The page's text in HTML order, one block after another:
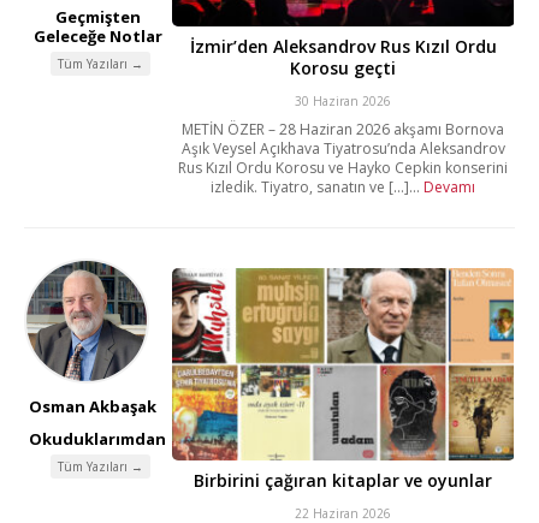
Geçmişten
Geleceğe Notlar
Tüm Yazıları →
İzmir’den Aleksandrov Rus Kızıl Ordu
Korosu geçti
30 Haziran 2026
METİN ÖZER – 28 Haziran 2026 akşamı Bornova
Aşık Veysel Açıkhava Tiyatrosu’nda Aleksandrov
Rus Kızıl Ordu Korosu ve Hayko Cepkin konserini
izledik. Tiyatro, sanatın ve [...]... Devamı
Osman Akbaşak
Okuduklarımdan
Tüm Yazıları →
Birbirini çağıran kitaplar ve oyunlar
22 Haziran 2026